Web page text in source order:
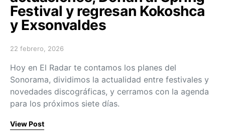
Festival y regresan Kokoshca
y Exsonvaldes
Posted on
22 febrero, 2026
Hoy en El Radar te contamos los planes del
Sonorama, dividimos la actualidad entre festivales y
novedades discográficas, y cerramos con la agenda
para los próximos siete días.
View Post